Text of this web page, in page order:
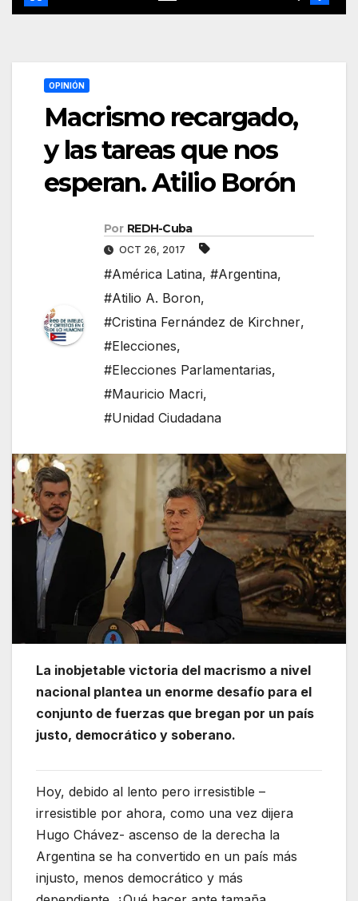
OPINIÓN
Macrismo recargado,
y las tareas que nos
esperan. Atilio Borón
Por REDH-Cuba
OCT 26, 2017
#América Latina, #Argentina,
#Atilio A. Boron,
#Cristina Fernández de Kirchner,
#Elecciones,
#Elecciones Parlamentarias,
#Mauricio Macri,
#Unidad Ciudadana
La inobjetable victoria del macrismo a nivel
nacional plantea un enorme desafío para el
conjunto de fuerzas que bregan por un país
justo, democrático y soberano.
Hoy, debido al lento pero irresistible –
irresistible por ahora, como una vez dijera
Hugo Chávez- ascenso de la derecha la
Argentina se ha convertido en un país más
injusto, menos democrático y más